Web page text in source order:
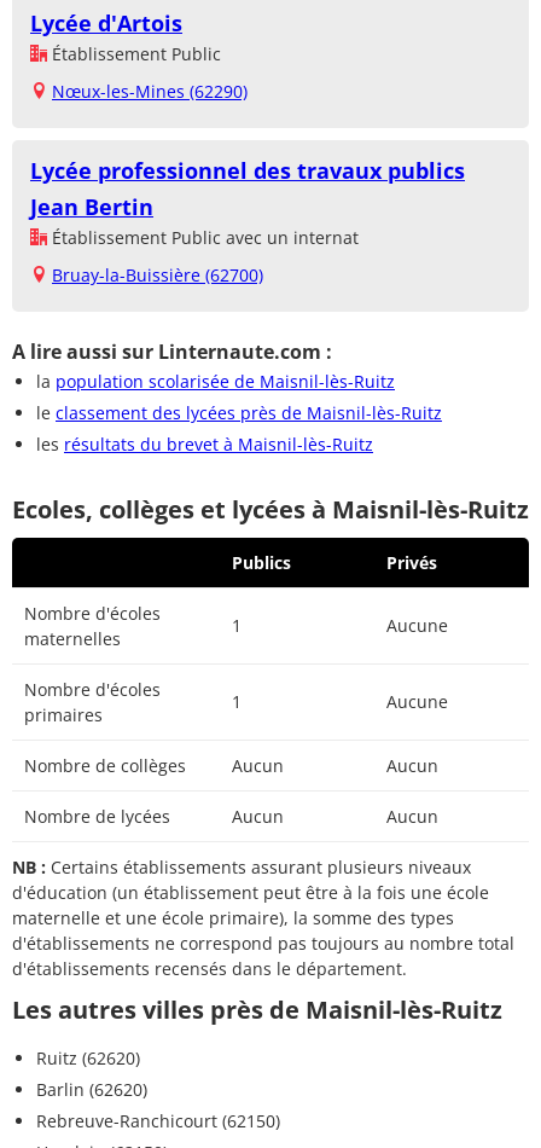
Lycée d'Artois
Établissement Public
Nœux-les-Mines (62290)
Lycée professionnel des travaux publics
Jean Bertin
Établissement Public avec un internat
Bruay-la-Buissière (62700)
A lire aussi sur Linternaute.com :
la population scolarisée de Maisnil-lès-Ruitz
le classement des lycées près de Maisnil-lès-Ruitz
les résultats du brevet à Maisnil-lès-Ruitz
Ecoles, collèges et lycées à Maisnil-lès-Ruitz
Publics Privés
Nombre d'écoles
maternelles
1 Aucune
Nombre d'écoles
primaires
1 Aucune
Nombre de collèges Aucun Aucun
Nombre de lycées Aucun Aucun
NB : Certains établissements assurant plusieurs niveaux
d'éducation (un établissement peut être à la fois une école
maternelle et une école primaire), la somme des types
d'établissements ne correspond pas toujours au nombre total
d'établissements recensés dans le département.
Les autres villes près de Maisnil-lès-Ruitz
Ruitz (62620)
Barlin (62620)
Rebreuve-Ranchicourt (62150)